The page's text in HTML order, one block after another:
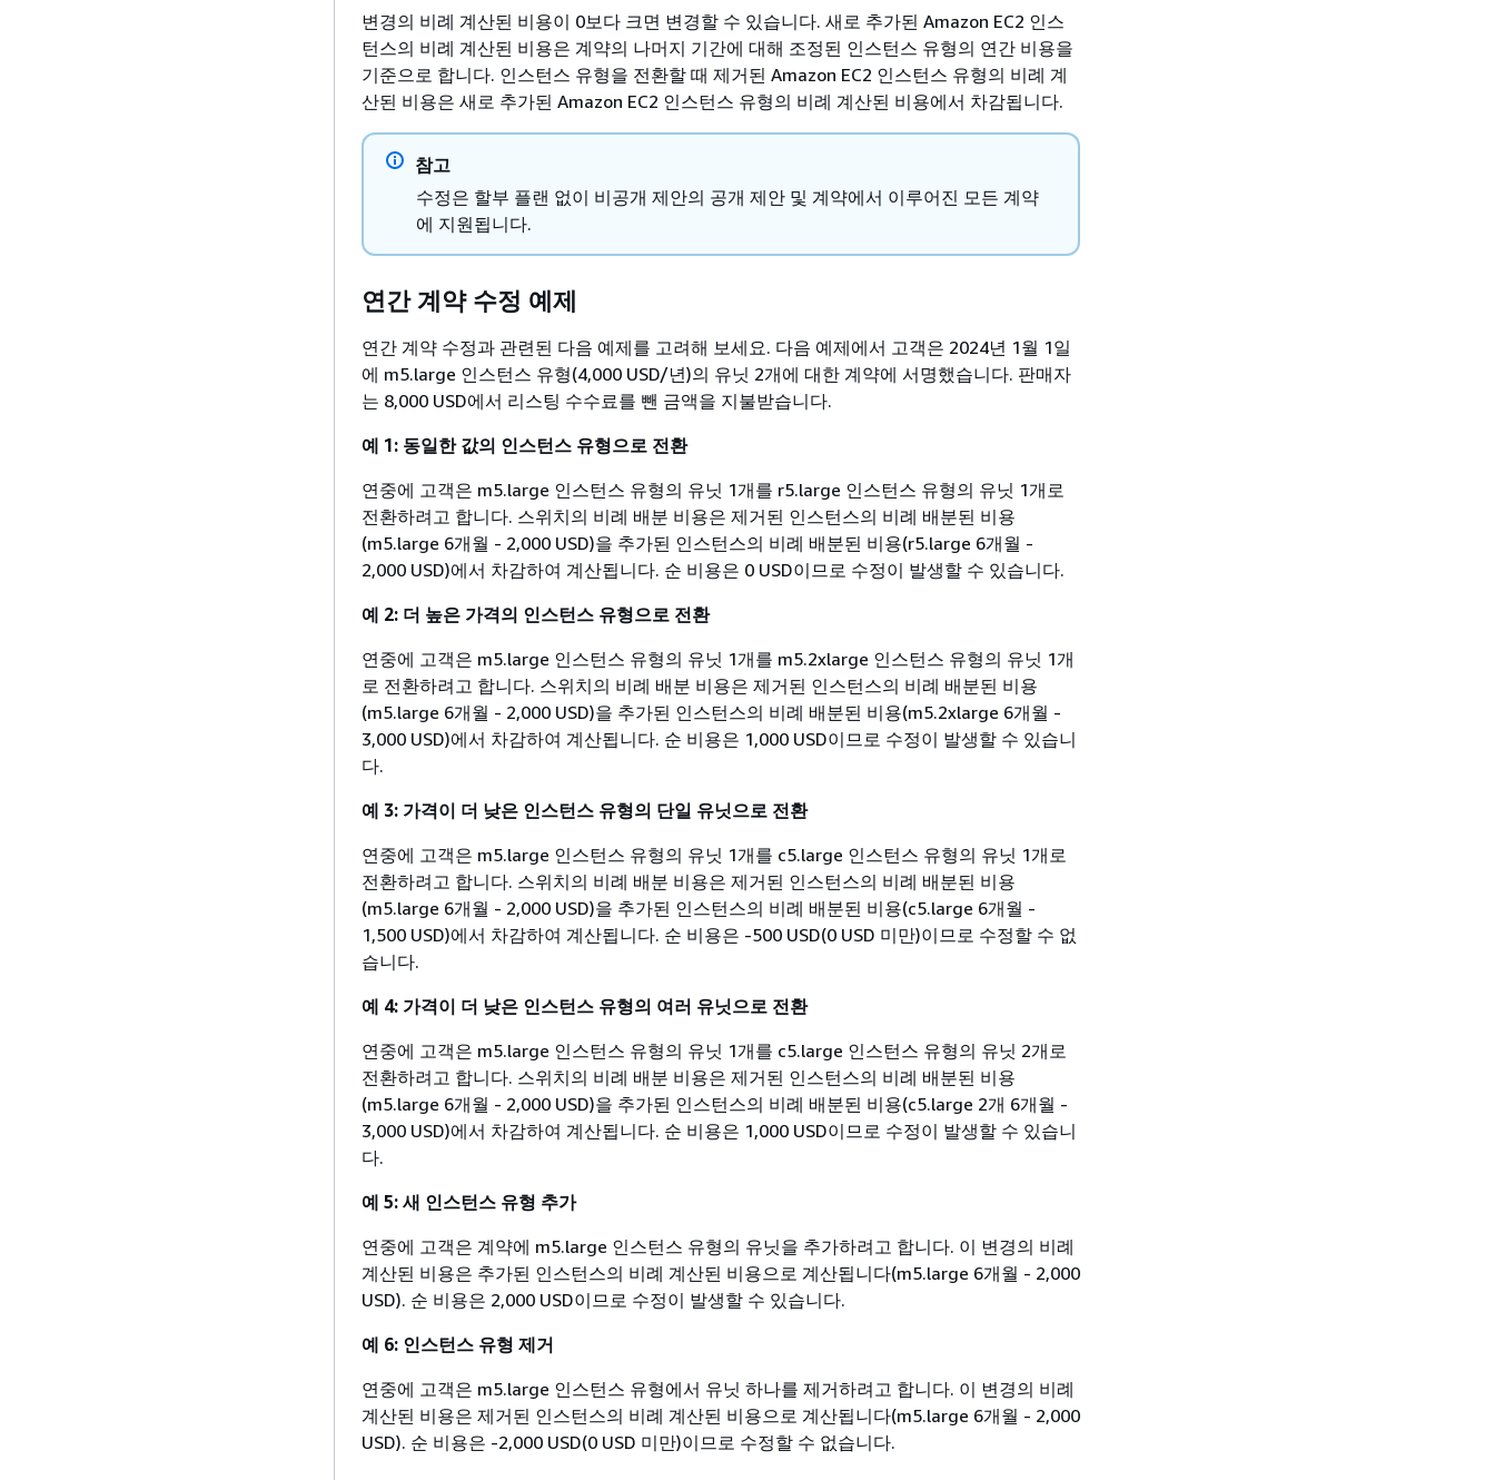
변경의 비례 계산된 비용이 0보다 크면 변경할 수 있습니다. 새로 추가된 Amazon EC2 인스
턴스의 비례 계산된 비용은 계약의 나머지 기간에 대해 조정된 인스턴스 유형의 연간 비용을
기준으로 합니다. 인스턴스 유형을 전환할 때 제거된 Amazon EC2 인스턴스 유형의 비례 계
산된 비용은 새로 추가된 Amazon EC2 인스턴스 유형의 비례 계산된 비용에서 차감됩니다.
참고
수정은 할부 플랜 없이 비공개 제안의 공개 제안 및 계약에서 이루어진 모든 계약
에 지원됩니다.
연간 계약 수정 예제
연간 계약 수정과 관련된 다음 예제를 고려해 보세요. 다음 예제에서 고객은 2024년 1월 1일
에 m5.large 인스턴스 유형(4,000 USD/년)의 유닛 2개에 대한 계약에 서명했습니다. 판매자
는 8,000 USD에서 리스팅 수수료를 뺀 금액을 지불받습니다.
예 1: 동일한 값의 인스턴스 유형으로 전환
연중에 고객은 m5.large 인스턴스 유형의 유닛 1개를 r5.large 인스턴스 유형의 유닛 1개로
전환하려고 합니다. 스위치의 비례 배분 비용은 제거된 인스턴스의 비례 배분된 비용
(m5.large 6개월 - 2,000 USD)을 추가된 인스턴스의 비례 배분된 비용(r5.large 6개월 -
2,000 USD)에서 차감하여 계산됩니다. 순 비용은 0 USD이므로 수정이 발생할 수 있습니다.
예 2: 더 높은 가격의 인스턴스 유형으로 전환
연중에 고객은 m5.large 인스턴스 유형의 유닛 1개를 m5.2xlarge 인스턴스 유형의 유닛 1개
로 전환하려고 합니다. 스위치의 비례 배분 비용은 제거된 인스턴스의 비례 배분된 비용
(m5.large 6개월 - 2,000 USD)을 추가된 인스턴스의 비례 배분된 비용(m5.2xlarge 6개월 -
3,000 USD)에서 차감하여 계산됩니다. 순 비용은 1,000 USD이므로 수정이 발생할 수 있습니
다.
예 3: 가격이 더 낮은 인스턴스 유형의 단일 유닛으로 전환
연중에 고객은 m5.large 인스턴스 유형의 유닛 1개를 c5.large 인스턴스 유형의 유닛 1개로
전환하려고 합니다. 스위치의 비례 배분 비용은 제거된 인스턴스의 비례 배분된 비용
(m5.large 6개월 - 2,000 USD)을 추가된 인스턴스의 비례 배분된 비용(c5.large 6개월 -
1,500 USD)에서 차감하여 계산됩니다. 순 비용은 -500 USD(0 USD 미만)이므로 수정할 수 없
습니다.
예 4: 가격이 더 낮은 인스턴스 유형의 여러 유닛으로 전환
연중에 고객은 m5.large 인스턴스 유형의 유닛 1개를 c5.large 인스턴스 유형의 유닛 2개로
전환하려고 합니다. 스위치의 비례 배분 비용은 제거된 인스턴스의 비례 배분된 비용
(m5.large 6개월 - 2,000 USD)을 추가된 인스턴스의 비례 배분된 비용(c5.large 2개 6개월 -
3,000 USD)에서 차감하여 계산됩니다. 순 비용은 1,000 USD이므로 수정이 발생할 수 있습니
다.
예 5: 새 인스턴스 유형 추가
연중에 고객은 계약에 m5.large 인스턴스 유형의 유닛을 추가하려고 합니다. 이 변경의 비례
계산된 비용은 추가된 인스턴스의 비례 계산된 비용으로 계산됩니다(m5.large 6개월 - 2,000
USD). 순 비용은 2,000 USD이므로 수정이 발생할 수 있습니다.
예 6: 인스턴스 유형 제거
연중에 고객은 m5.large 인스턴스 유형에서 유닛 하나를 제거하려고 합니다. 이 변경의 비례
계산된 비용은 제거된 인스턴스의 비례 계산된 비용으로 계산됩니다(m5.large 6개월 - 2,000
USD). 순 비용은 -2,000 USD(0 USD 미만)이므로 수정할 수 없습니다.